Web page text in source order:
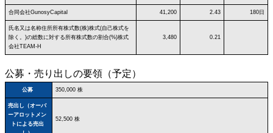
合同会社GunosyCapital 41,200 2.43 180日
氏名又は名称住所所有株式数(株)株式(自己株式を
除く。)の総数に対する所有株式数の割合(%)株式
会社TEAM-H
3,480 0.21
公募・売り出しの要領（予定）
公募 350,000 株
売出し（オーバ
ーアロットメン
トによる売出
52,500 株